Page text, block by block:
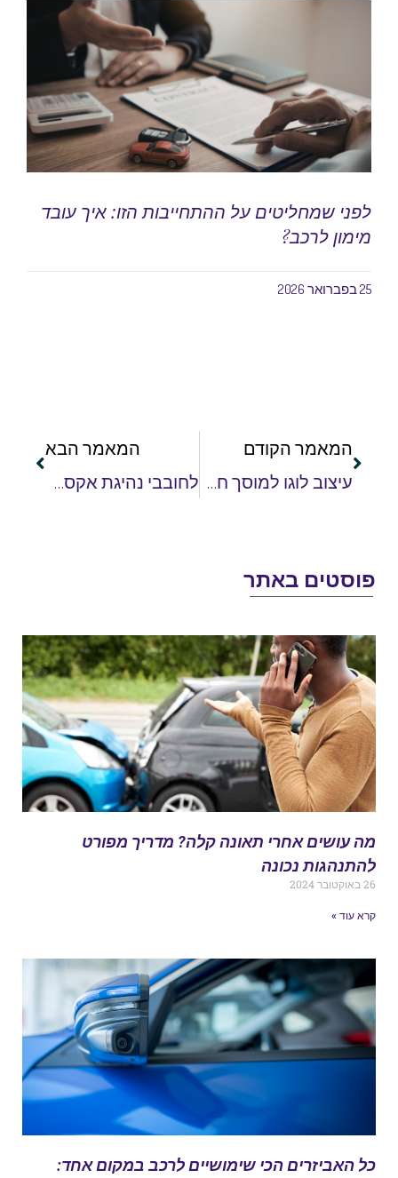
לפני שמחליטים על ההתחייבות הזו: איך עובד
מימון לרכב?
המאמר הקודם
עיצוב לוגו למוסך חדש
המאמר הבא
לחובבי נהיגת אקסטרים: יעדים מומלצים לטיולי ג'יפים
באתר
עושים אחרי תאונה קלה? מדריך מפורט
נכונה
עוד »
האביזרים הכי שימושיים לרכב במקום אחד: